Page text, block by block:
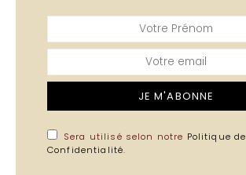
JE M'ABONNE
Sera utilisé selon notre Politique de
Confidentialité.